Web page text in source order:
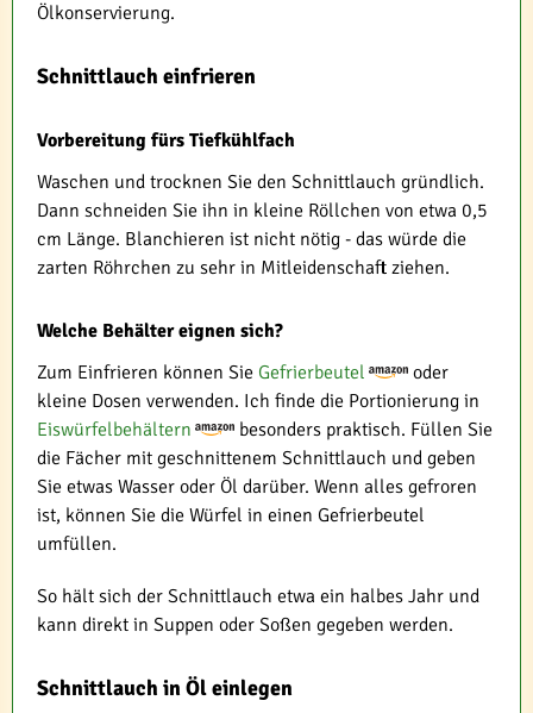
Ölkonservierung.
Schnittlauch einfrieren
Vorbereitung fürs Tiefkühlfach
Waschen und trocknen Sie den Schnittlauch gründlich.
Dann schneiden Sie ihn in kleine Röllchen von etwa 0,5
cm Länge. Blanchieren ist nicht nötig - das würde die
zarten Röhrchen zu sehr in Mitleidenschaft ziehen.
Welche Behälter eignen sich?
Zum Einfrieren können Sie Gefrierbeutel
oder
kleine Dosen verwenden. Ich finde die Portionierung in
Eiswürfelbehältern
besonders praktisch. Füllen Sie
die Fächer mit geschnittenem Schnittlauch und geben
Sie etwas Wasser oder Öl darüber. Wenn alles gefroren
ist, können Sie die Würfel in einen Gefrierbeutel
umfüllen.
So hält sich der Schnittlauch etwa ein halbes Jahr und
kann direkt in Suppen oder Soßen gegeben werden.
Schnittlauch in Öl einlegen